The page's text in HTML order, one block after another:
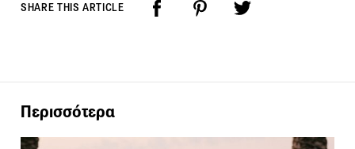
SHARE THIS ARTICLE
Περισσότερα